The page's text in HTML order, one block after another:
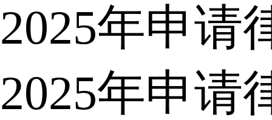
2025年申请
2025年申请